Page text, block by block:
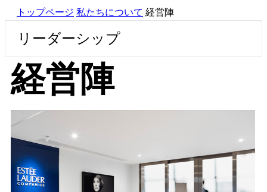
トップページ 私たちについて 経営陣
リーダーシップ
経営陣